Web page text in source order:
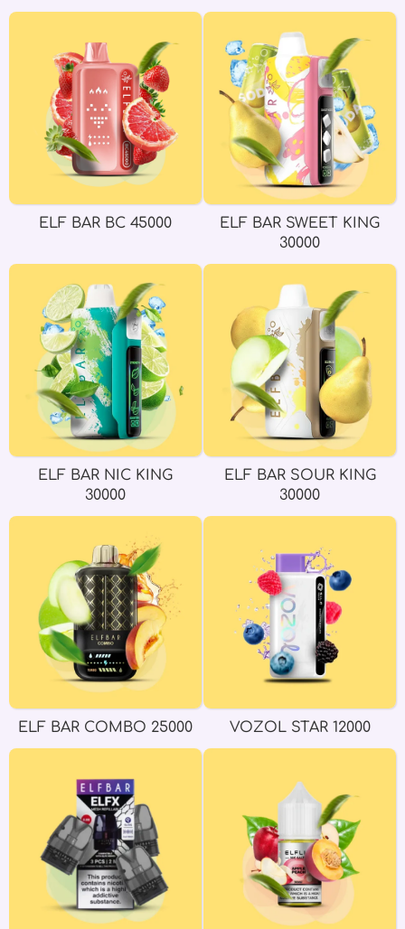
ELF BAR BC 45000
ELF BAR SWEET KING
30000
ELF BAR NIC KING
30000
ELF BAR SOUR KING
30000
ELF BAR COMBO 25000 VOZOL STAR 12000